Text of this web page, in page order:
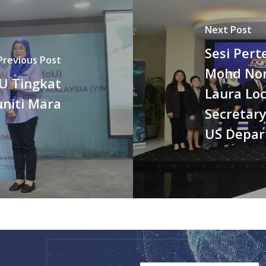
Post
Tingkat
Mara
Next Post
Sesi
Mohd
Laura
US